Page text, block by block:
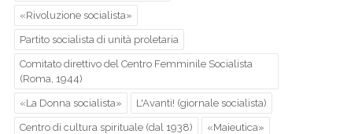
«Rivoluzione socialista»
Partito socialista di unità proletaria
Comitato direttivo del Centro Femminile Socialista
(Roma, 1944)
«La Donna socialista» L'Avanti! (giornale socialista)
Centro di cultura spirituale (dal 1938) «Maieutica»